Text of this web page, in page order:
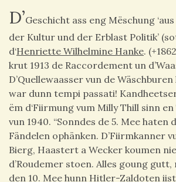
D’Geschicht ass eng Mëschung
der Kultur und der Erblast Politik’
d‘Henriette Wilhelmine Hanke.
krut 1913 de Raccordement un
D’Quellewaasser vun de
war dunn tempi passati!
ëm d‘Fiirmung vum Milly Thill sinn
vun 1940. “Sonndes de 5. Mee haten
Fändelen ophänken. D’Fiirmkanner
Bierg, Haastert a Wecker koumen
d’Roudemer stoen. Alles goung gutt,
den 10. Mee hunn Hitler-Zaldoten